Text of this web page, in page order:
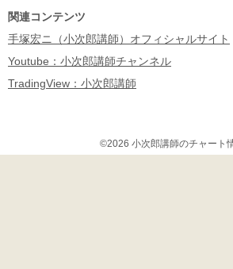
関連コンテンツ
手塚宏ニ（小次郎講師）オフィシャルサイト
Youtube：小次郎講師チャンネル
TradingView：小次郎講師
©2026 小次郎講師のチャート